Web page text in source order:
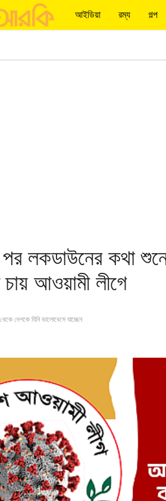
আইডিয়া রম্য গল্প
লকডাউনের কথা
আওয়ামী লীগে
দেশকে যিনি ভালোবেসে যাচ্ছেন